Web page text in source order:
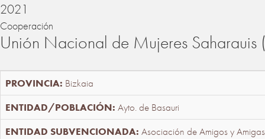
2021
Cooperación
Unión Nacional de Mujeres
Bizkaia
Ayto. de Basauri
Asociación de Amigos y